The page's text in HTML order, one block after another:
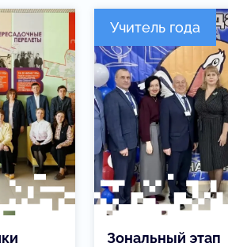
Учитель года
Зональный этап